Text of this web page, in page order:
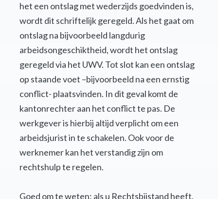
het een ontslag met wederzijds goedvinden is,
wordt dit schriftelijk geregeld. Als het gaat om
ontslag na bijvoorbeeld langdurig
arbeidsongeschiktheid, wordt het ontslag
geregeld via het UWV. Tot slot kan een ontslag
op staande voet –bijvoorbeeld na een ernstig
conflict- plaatsvinden. In dit geval komt de
kantonrechter aan het conflict te pas. De
werkgever is hierbij altijd verplicht om een
arbeidsjurist in te schakelen. Ook voor de
werknemer kan het verstandig zijn om
rechtshulp te regelen.
Goed om te weten: als u Rechtsbijstand heeft,